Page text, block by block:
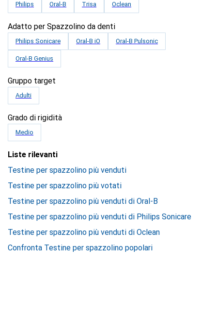
Philips Oral-B Trisa Oclean
Adatto per Spazzolino da denti
Philips Sonicare Oral-B iO Oral-B Pulsonic
Oral-B Genius
Gruppo target
Adulti
Grado di rigidità
Medio
Liste rilevanti
Testine per spazzolino più venduti
Testine per spazzolino più votati
Testine per spazzolino più venduti di Oral-B
Testine per spazzolino più venduti di Philips Sonicare
Testine per spazzolino più venduti di Oclean
Confronta Testine per spazzolino popolari